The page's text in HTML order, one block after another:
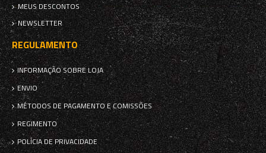
MEUS DESCONTOS
NEWSLETTER
REGULAMENTO
INFORMAÇÃO SOBRE LOJA
ENVIO
MÉTODOS DE PAGAMENTO E COMISSÕES
REGIMENTO
POLÍCIA DE PRIVACIDADE